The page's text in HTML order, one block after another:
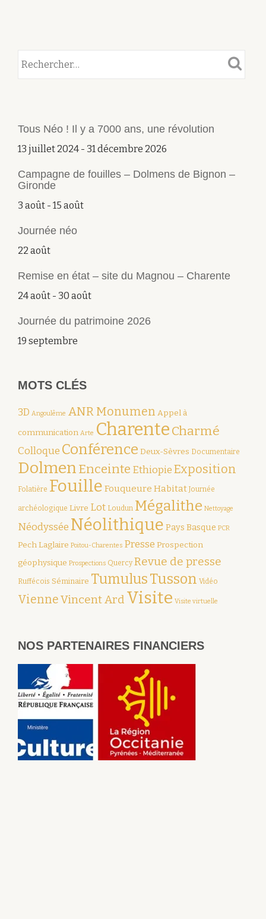
Tous Néo ! Il y a 7000 ans, une révolution
13 juillet 2024 - 31 décembre 2026
Campagne de fouilles – Dolmens de Bignon –
Gironde
3 août - 15 août
Journée néo
22 août
Remise en état – site du Magnou – Charente
24 août - 30 août
Journée du patrimoine 2026
19 septembre
MOTS CLÉS
3D Angoulême ANR Monumen Appel à
communication Arte CharenteCharmé
Colloque Conférence Deux-Sèvres Documentaire
Dolmen Enceinte Ethiopie Exposition
Folatière Fouille Fouqueure Habitat Journée
archéologique Livre Lot Loudun Mégalithe Nettoyage
Néodyssée Néolithique Pays Basque PCR
Pech Laglaire Poitou-Charentes Presse Prospection
géophysique Prospections Quercy Revue de presse
Ruffécois Séminaire TumulusTusson Vidéo
VienneVincent Ard Visite Visite virtuelle
NOS PARTENAIRES FINANCIERS